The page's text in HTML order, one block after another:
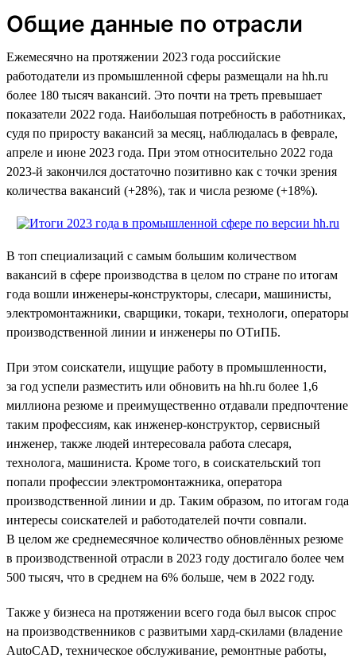
Общие данные по отрасли
Ежемесячно на протяжении 2023 года российские
работодатели из промышленной сферы размещали на hh.ru
более 180 тысяч вакансий. Это почти на треть превышает
показатели 2022 года. Наибольшая потребность в работниках,
судя по приросту вакансий за месяц, наблюдалась в феврале,
апреле и июне 2023 года. При этом относительно 2022 года
2023-й закончился достаточно позитивно как с точки зрения
количества вакансий (+28%), так и числа резюме (+18%).
В топ специализаций с самым большим количеством
вакансий в сфере производства в целом по стране по итогам
года вошли инженеры-конструкторы, слесари, машинисты,
электромонтажники, сварщики, токари, технологи, операторы
производственной линии и инженеры по ОТиПБ.
При этом соискатели, ищущие работу в промышленности,
за год успели разместить или обновить на hh.ru более 1,6
миллиона резюме и преимущественно отдавали предпочтение
таким профессиям, как инженер-конструктор, сервисный
инженер, также людей интересовала работа слесаря,
технолога, машиниста. Кроме того, в соискательский топ
попали профессии электромонтажника, оператора
производственной линии и др. Таким образом, по итогам года
интересы соискателей и работодателей почти совпали.
В целом же среднемесячное количество обновлённых резюме
в производственной отрасли в 2023 году достигало более чем
500 тысяч, что в среднем на 6% больше, чем в 2022 году.
Также у бизнеса на протяжении всего года был высок спрос
на производственников с развитыми хард-скилами (владение
AutoCAD, техническое обслуживание, ремонтные работы,